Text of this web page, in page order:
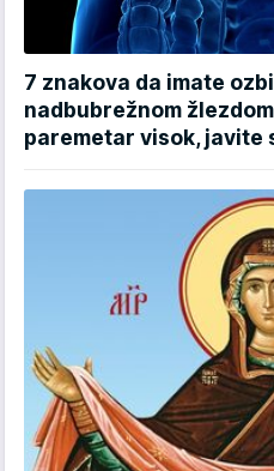
7 znakova da imate
nadbubrežnom
paremetar visok, javite